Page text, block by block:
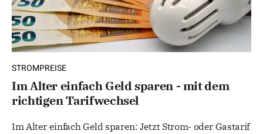
STROMPREISE
Im Alter einfach Geld sparen - mit dem
richtigen Tarifwechsel
Im Alter einfach Geld sparen: Jetzt Strom- oder Gastarif